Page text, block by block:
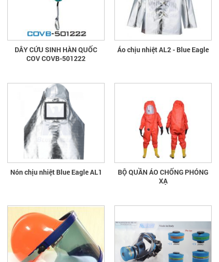
DÂY CỨU SINH HÀN QUỐC
COV COVB-501222
Áo chịu nhiệt AL2 - Blue Eagle
Nón chịu nhiệt Blue Eagle AL1
BỘ QUẦN ÁO CHỐNG PHÓNG
XẠ